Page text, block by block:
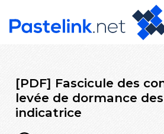
[PDF] Fascicule des
levée de dormance
indicatrice